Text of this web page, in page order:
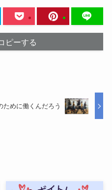
ピーする
ために働くんだろう